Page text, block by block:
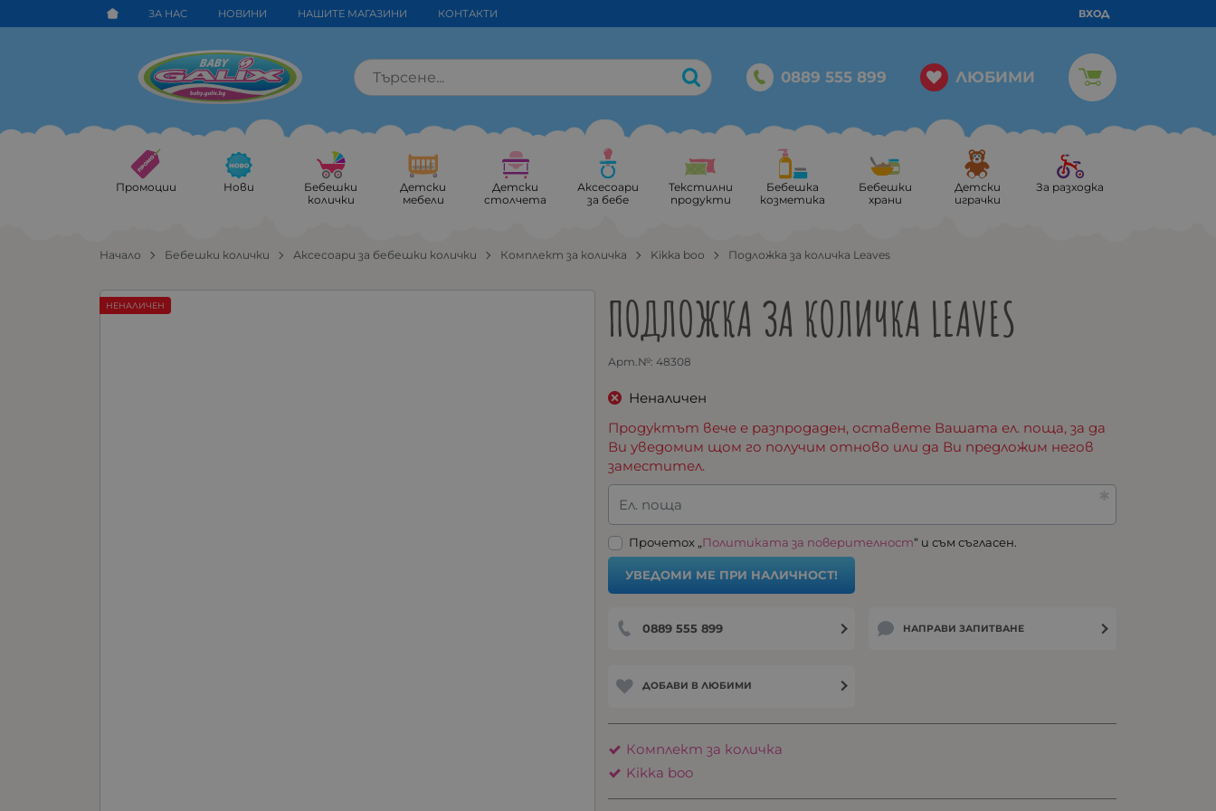
ЗА НАС НОВИНИ НАШИТЕ МАГАЗИНИ КОНТАКТИ ВХОД
0889 555 899 ЛЮБИМИ
Промоции Нови
Бебешки
колички
Детски
мебели
Детски
столчета
Аксесоари
за бебе
Текстилни
продукти
Бебешка
козметика
Бебешки
храни
Детски
играчки
За разходка
Начало Бебешки колички Аксесоари за бебешки колички Комплект за количка Kikka boo Подложка за количка Leaves
ПОДЛОЖКА ЗА КОЛИЧКА LEAVES
Арт.№: 48308
НЕНАЛИЧЕН
Неналичен
Продуктът вече е разпродаден, оставете Вашата ел. поща, за да
Ви уведомим щом го получим отново или да Ви предложим негов
заместител.
Ел. поща
Прочетох „Политиката за поверителност“ и съм съгласен.
УВЕДОМИ МЕ ПРИ НАЛИЧНОСТ!
0889 555 899 НАПРАВИ ЗАПИТВАНЕ
ДОБАВИ В ЛЮБИМИ
Комплект за количка
Kikka boo